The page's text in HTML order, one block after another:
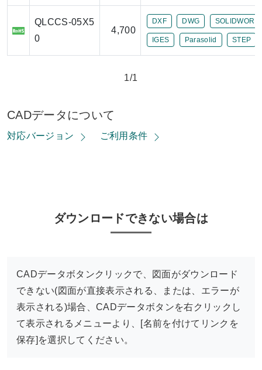
QLCCS-05X5
0
4,700
DXF DWG
IGES Parasolid STEP
1/1
CADデータについて
対応バージョン ご利用条件
ダウンロードできない場合は
CADデータボタンクリックで、図面がダウンロード
できない(図面が直接表示される、または、エラーが
表示される)場合、CADデータボタンを右クリックし
て表示されるメニューより、[名前を付けてリンクを
保存]を選択してください。